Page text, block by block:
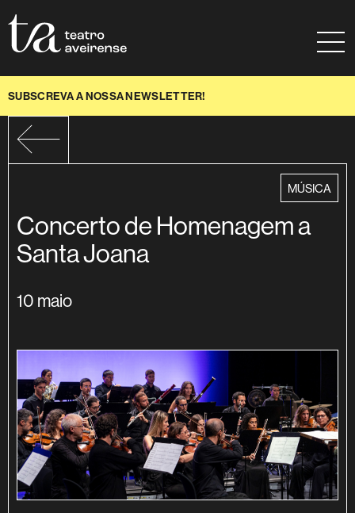
SUBSCREVA A NOSSA NEWSLETTER!
categoria
MÚSICA
Concerto de Homenagem a
Santa Joana
10 maio